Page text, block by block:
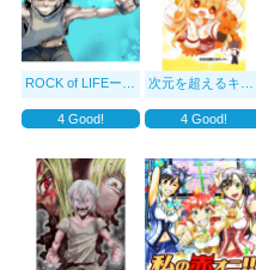
ROCK of LIFEー亜門 楓の182日ー
4Good!
次元を超えるキノ
4Good!